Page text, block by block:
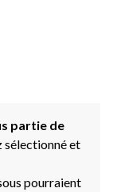
partie de
sélectionné et
pourraient